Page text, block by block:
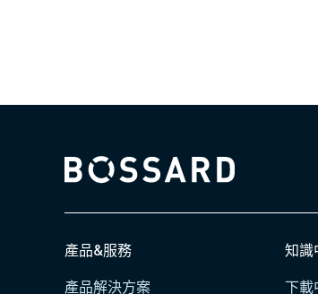
Bossard homepage
產品&服務
產品解決方案
知識
下載